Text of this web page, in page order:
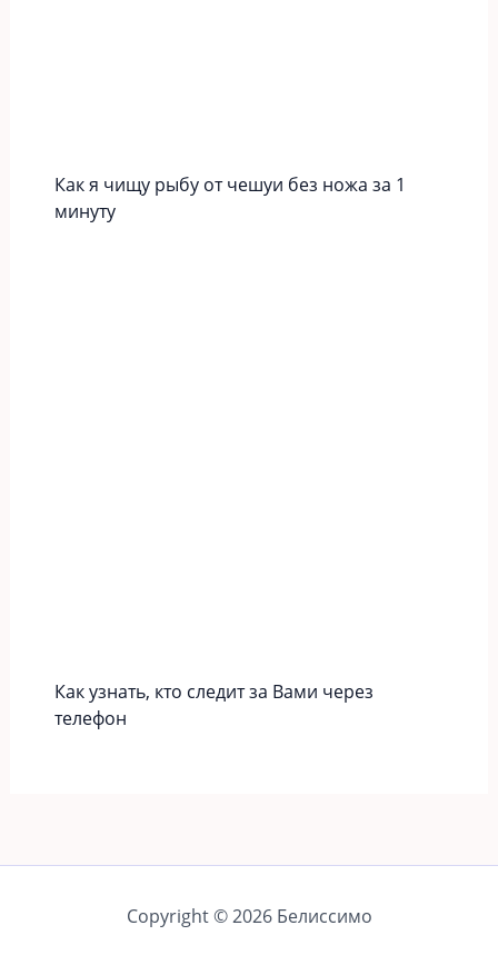
Как я чищу рыбу от чешуи без ножа за 1
минуту
Как узнать, кто следит за Вами через
телефон
Copyright © 2026 Белиссимо